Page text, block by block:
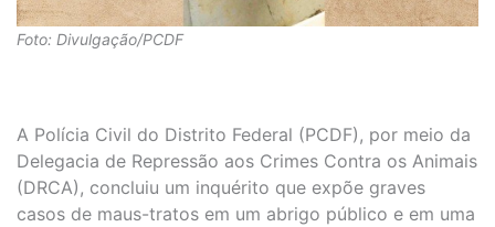
Foto: Divulgação/PCDF
A Polícia Civil do Distrito Federal (PCDF), por meio da
Delegacia de Repressão aos Crimes Contra os Animais
(DRCA), concluiu um inquérito que expõe graves
casos de maus-tratos em um abrigo público e em uma